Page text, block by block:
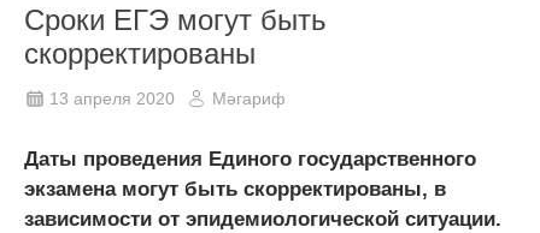
Сроки ЕГЭ могут быть
скорректированы
13 апреля 2020 Мәгариф
Даты проведения Единого государственного
экзамена могут быть скорректированы, в
зависимости от эпидемиологической ситуации.